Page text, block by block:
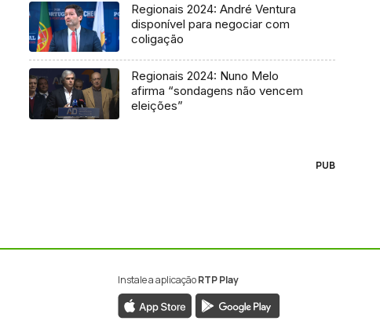
Regionais 2024: André Ventura
disponível para negociar com
coligação
Regionais 2024: Nuno Melo
afirma “sondagens não vencem
eleições”
PUB
Instale a aplicaçãoRTP Play